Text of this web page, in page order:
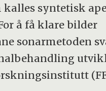
syntetisk
å få klare bilder
sonarmetoden